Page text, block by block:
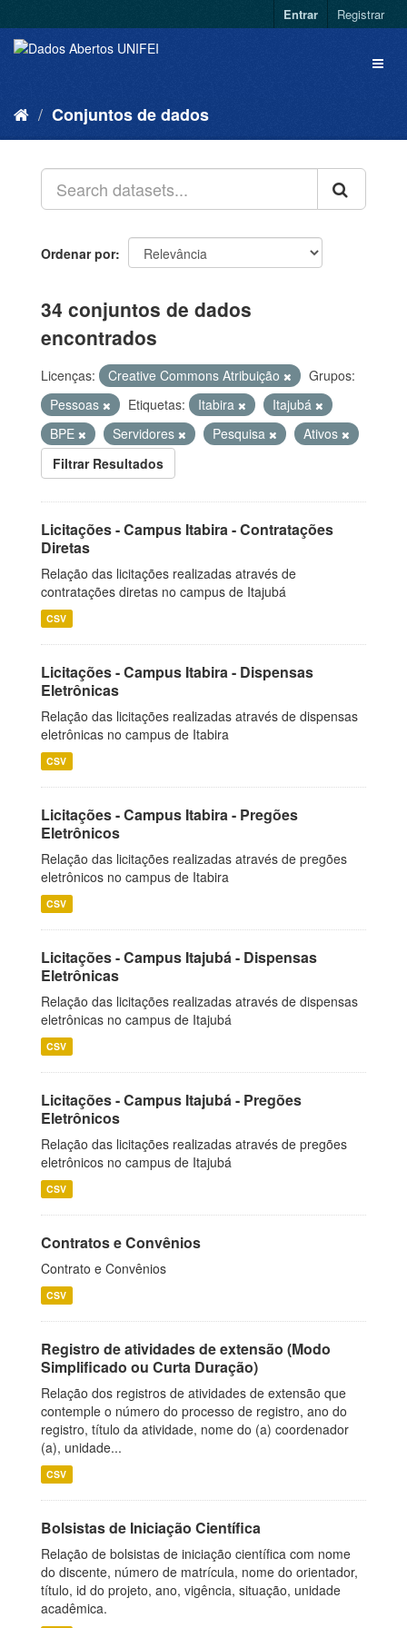
Entrar Registrar
Conjuntos de dados
Ordenar por
34 conjuntos de dados
encontrados
Licenças: Creative Commons Atribuição
Grupos:
Pessoas
Etiquetas: Itabira
Itajubá
BPE
Servidores Pesquisa
Ativos
Filtrar Resultados
Licitações - Campus Itabira - Contratações
Diretas
Relação das licitações realizadas através de
contratações diretas no campus de Itajubá
CSV
Licitações - Campus Itabira - Dispensas
Eletrônicas
Relação das licitações realizadas através de dispensas
eletrônicas no campus de Itabira
CSV
Licitações - Campus Itabira - Pregões
Eletrônicos
Relação das licitações realizadas através de pregões
eletrônicos no campus de Itabira
CSV
Licitações - Campus Itajubá - Dispensas
Eletrônicas
Relação das licitações realizadas através de dispensas
eletrônicas no campus de Itajubá
CSV
Licitações - Campus Itajubá - Pregões
Eletrônicos
Relação das licitações realizadas através de pregões
eletrônicos no campus de Itajubá
CSV
Contratos e Convênios
Contrato e Convênios
CSV
Registro de atividades de extensão (Modo
Simplificado ou Curta Duração)
Relação dos registros de atividades de extensão que
contemple o número do processo de registro, ano do
registro, título da atividade, nome do (a) coordenador
(a), unidade...
CSV
Bolsistas de Iniciação Científica
Relação de bolsistas de iniciação científica com nome
do discente, número de matrícula, nome do orientador,
título, id do projeto, ano, vigência, situação, unidade
acadêmica.